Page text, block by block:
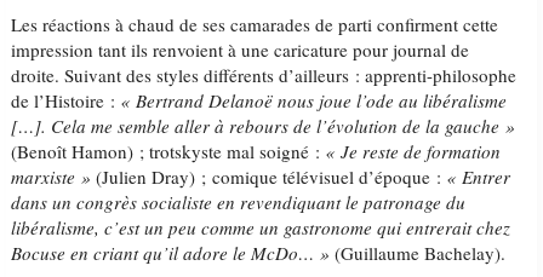
Les réactions à chaud de ses camarades de parti confirment cette
impression tant ils renvoient à une caricature pour journal de
droite. Suivant des styles différents d’ailleurs : apprenti-philosophe
de l’Histoire : « Bertrand Delanoë nous joue l’ode au libéralisme
[…]. Cela me semble aller à rebours de l’évolution de la gauche »
(Benoît Hamon) ; trotskyste mal soigné : « Je reste de formation
marxiste »(Julien Dray) ; comique télévisuel d’époque : « Entrer
dans un congrès socialiste en revendiquant le patronage du
libéralisme, c’est un peu comme un gastronome qui entrerait chez
Bocuse en criant qu’il adore le McDo… » (Guillaume Bachelay).